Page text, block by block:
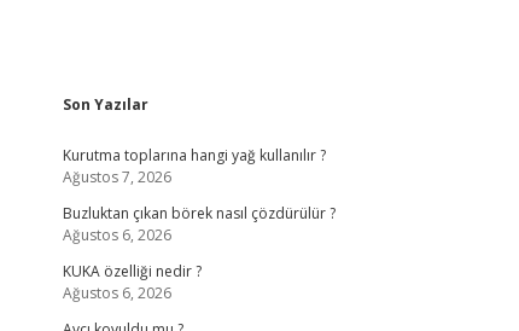
Sidebar
Son Yazılar
Kurutma toplarına hangi yağ kullanılır ?
Ağustos 7, 2026
Buzluktan çıkan börek nasıl çözdürülür ?
Ağustos 6, 2026
KUKA özelliği nedir ?
Ağustos 6, 2026